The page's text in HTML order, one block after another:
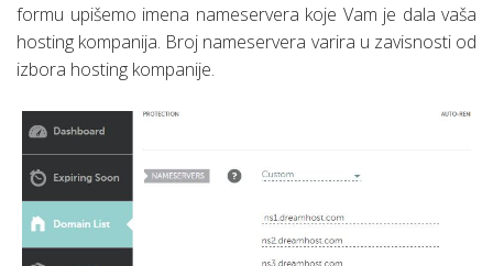
formu upišemo imena nameservera koje Vam je dala vaša
hosting kompanija. Broj nameservera varira u zavisnosti od
izbora hosting kompanije.